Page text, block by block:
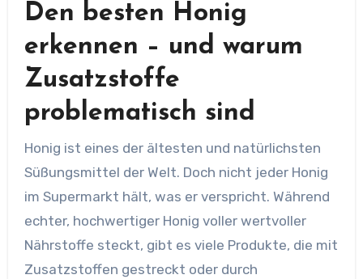
Den besten Honig
erkennen – und warum
Zusatzstoffe
problematisch sind
Honig ist eines der ältesten und natürlichsten
Süßungsmittel der Welt. Doch nicht jeder Honig
im Supermarkt hält, was er verspricht. Während
echter, hochwertiger Honig voller wertvoller
Nährstoffe steckt, gibt es viele Produkte, die mit
Zusatzstoffen gestreckt oder durch